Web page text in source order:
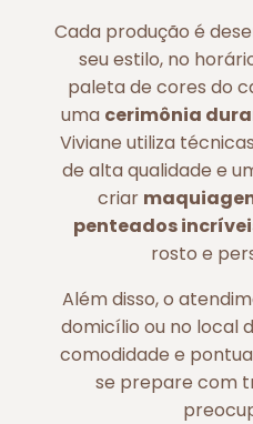
Cada produção é
seu estilo, no
paleta de cores do
uma cerimônia
Viviane utiliza
de alta qualidade e
criar
penteados
rosto e
Além disso, o
domicílio ou no local
comodidade e
se prepare com